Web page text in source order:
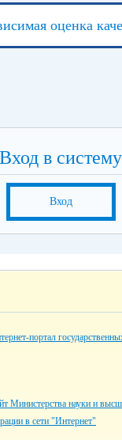
оценка
Вход в систему
Вход
портал
Министерства науки и
в сети "Интернет"